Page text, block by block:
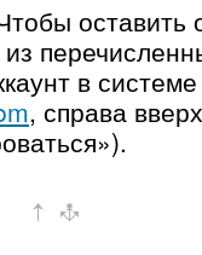
оставить
в
, справа